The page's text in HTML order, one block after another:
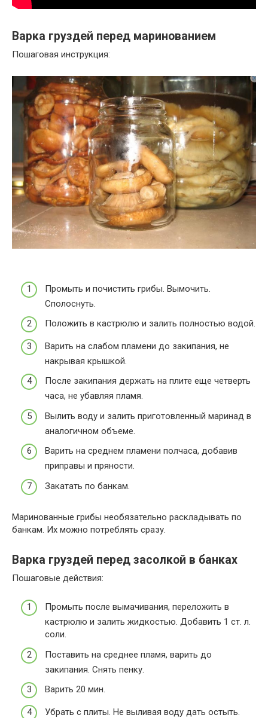
Варка груздей перед маринованием
Пошаговая инструкция:
Промыть и почистить грибы. Вымочить.
Сполоснуть.
Положить в кастрюлю и залить полностью водой.
Варить на слабом пламени до закипания, не
накрывая крышкой.
После закипания держать на плите еще четверть
часа, не убавляя пламя.
Вылить воду и залить приготовленный маринад в
аналогичном объеме.
Варить на среднем пламени полчаса, добавив
приправы и пряности.
Закатать по банкам.
Маринованные грибы необязательно раскладывать по
банкам. Их можно потреблять сразу.
Варка груздей перед засолкой в банках
Пошаговые действия:
Промыть после вымачивания, переложить в
кастрюлю и залить жидкостью. Добавить 1 ст. л.
соли.
Поставить на среднее пламя, варить до
закипания. Снять пенку.
Варить 20 мин.
Убрать с плиты. Не выливая воду дать остыть.